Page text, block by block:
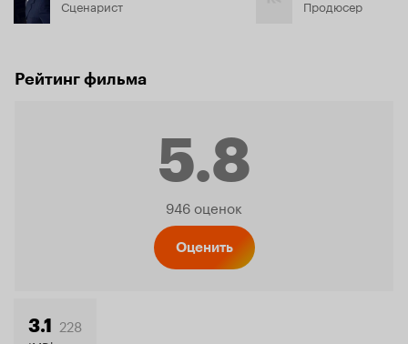
Сценарист Продюсер
Рейтинг фильма
5.8
Рейтинг
946 оценок
Оценить
3.1 228